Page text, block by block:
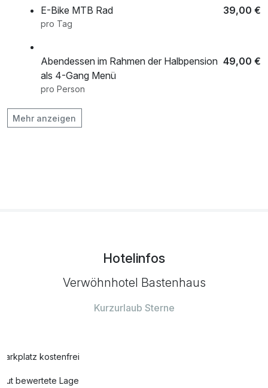
E-Bike MTB Rad
39,00 €
pro Tag
Abendessen im Rahmen der Halbpension
als 4-Gang Menü
49,00 €
pro Person
Flasche Sekt 0,75l
pro Stück
Ganzkörpermassage
pro Zimmer
Mehr anzeigen
Hotelinfos
Verwöhnhotel Bastenhaus
Kurzurlaub Sterne
Parkplatz kostenfrei
Gut bewertete Lage